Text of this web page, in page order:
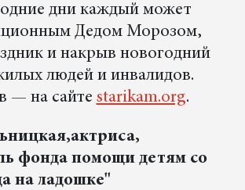
дни каждый может
Дедом Морозом,
и накрыв новогодний
людей и инвалидов.
— на сайте starikam.org.
фонда помощи детям со
на ладошке"